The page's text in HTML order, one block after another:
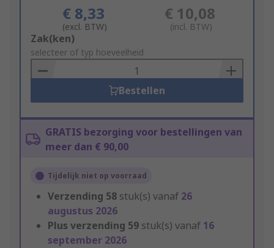
€ 8,33
(excl. BTW)
€ 10,08
(incl. BTW)
Add
to
Basket
Zak(ken)
selecteer of typ hoeveelheid
Bestellen
GRATIS bezorging voor bestellingen van
meer dan € 90,00
Tijdelijk niet op voorraad
Verzending 58 stuk(s) vanaf 26
augustus 2026
Plus verzending 59 stuk(s) vanaf 16
september 2026